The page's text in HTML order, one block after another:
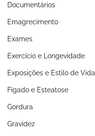
Documentários
Emagrecimento
Exames
Exercício e Longevidade
Exposições e Estilo de Vida
Fígado e Esteatose
Gordura
Gravidez